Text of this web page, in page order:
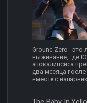
Ground Zero -
выживание, где
апокалипсиса
два месяца
вместе с